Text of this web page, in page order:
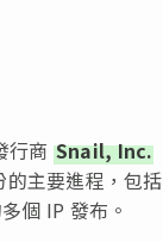
行商 Snail, Inc.
的主要進程，包括
個 IP 發布。